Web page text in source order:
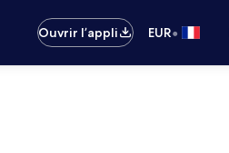
Ouvrir l’appli EUR•